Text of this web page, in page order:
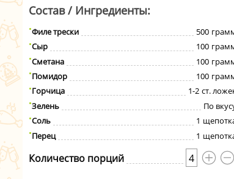
Состав / Ингредиенты:
Филе трески 500
Сыр
100
Сметана
100
Помидор
100
Горчица
1-2 ст.
Зелень
По
Соль
1
Перец
1
Количество порций 4